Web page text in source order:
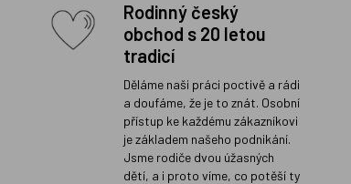
Rodinný český
obchod s 20 letou
tradicí
Děláme naši práci poctivě a rádi
a doufáme, že je to znát. Osobní
přístup ke každému zákazníkovi
je základem našeho podnikání.
Jsme rodiče dvou úžasných
dětí, a i proto víme, co potěší ty